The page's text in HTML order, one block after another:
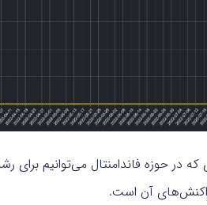
در حوزه فاندامنتال می‌توانیم